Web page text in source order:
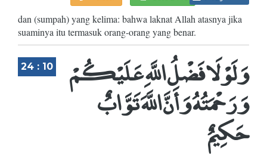
dan (sumpah) yang kelima: bahwa laknat Allah atasnya jika
suaminya itu termasuk orang-orang yang benar.
24 : 10 وَلَوْلَا فَضْلُ اللَّهِ عَلَيْكُمْ
وَرَحْمَتُهُ وَأَنَّ اللَّهَ تَوَّابٌ
حَكِيمٌ